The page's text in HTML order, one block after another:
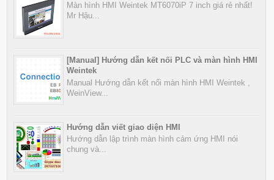
Màn hình HMI Weintek MT6070iP 7 inch giá rẻ nhất!
Mr Hậu...
[Manual] Hướng dẫn kết nối PLC và màn hình HMI
Weintek
Manual Hướng dẫn kết nối màn hình HMI Weintek ,
WeinView...
Hướng dẫn viết giao diện HMI
Hướng dẫn lập trình màn hình cảm ứng HMI nói
chung và...